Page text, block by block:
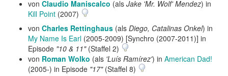
von Claudio Maniscalco (als Jake 'Mr. Wolf' Mendez) in
Kill Point (2007)
von Charles Rettinghaus (als Diego, Catalinas Onkel) in
My Name Is Earl (2005-2009) [Synchro (2007-2011)] in
Episode "10 & 11"(Staffel 2)
von Roman Wolko (als 'Luís Ramírez') in American Dad!
(2005-) in Episode "17"(Staffel 8)